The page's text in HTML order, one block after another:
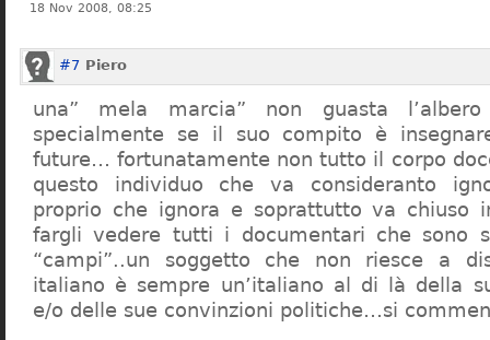
18 Nov 2008, 08:25
#7 Piero
una” mela marcia” non guasta
specialmente se il suo compito è
future… fortunatamente non tutto il corpo
questo individuo che va consideranto
proprio che ignora e soprattutto va chiuso
fargli vedere tutti i documentari che sono
“campi”..un soggetto che non riesce a
italiano è sempre un’italiano al di là della
e/o delle sue convinzioni politiche…si